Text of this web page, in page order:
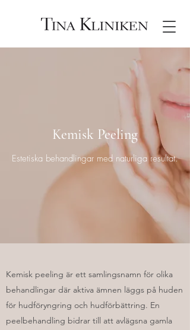
Kemisk Peeling
Estetiska behandlingar med naturliga resultat.
Kemisk peeling är ett samlingsnamn för olika
behandlingar där aktiva ämnen läggs på huden
för hudföryngring och hudförbättring. En
peelbehandling bidrar till att avlägsna gamla